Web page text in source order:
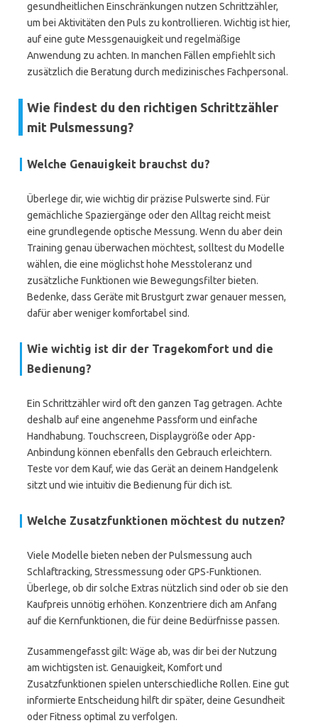
gesundheitlichen Einschränkungen nutzen Schrittzähler,
um bei Aktivitäten den Puls zu kontrollieren. Wichtig ist hier,
auf eine gute Messgenauigkeit und regelmäßige
Anwendung zu achten. In manchen Fällen empfiehlt sich
zusätzlich die Beratung durch medizinisches Fachpersonal.
Wie findest du den richtigen Schrittzähler
mit Pulsmessung?
Welche Genauigkeit brauchst du?
Überlege dir, wie wichtig dir präzise Pulswerte sind. Für
gemächliche Spaziergänge oder den Alltag reicht meist
eine grundlegende optische Messung. Wenn du aber dein
Training genau überwachen möchtest, solltest du Modelle
wählen, die eine möglichst hohe Messtoleranz und
zusätzliche Funktionen wie Bewegungsfilter bieten.
Bedenke, dass Geräte mit Brustgurt zwar genauer messen,
dafür aber weniger komfortabel sind.
Wie wichtig ist dir der Tragekomfort und die
Bedienung?
Ein Schrittzähler wird oft den ganzen Tag getragen. Achte
deshalb auf eine angenehme Passform und einfache
Handhabung. Touchscreen, Displaygröße oder App-
Anbindung können ebenfalls den Gebrauch erleichtern.
Teste vor dem Kauf, wie das Gerät an deinem Handgelenk
sitzt und wie intuitiv die Bedienung für dich ist.
Welche Zusatzfunktionen möchtest du nutzen?
Viele Modelle bieten neben der Pulsmessung auch
Schlaftracking, Stressmessung oder GPS-Funktionen.
Überlege, ob dir solche Extras nützlich sind oder ob sie den
Kaufpreis unnötig erhöhen. Konzentriere dich am Anfang
auf die Kernfunktionen, die für deine Bedürfnisse passen.
Zusammengefasst gilt: Wäge ab, was dir bei der Nutzung
am wichtigsten ist. Genauigkeit, Komfort und
Zusatzfunktionen spielen unterschiedliche Rollen. Eine gut
informierte Entscheidung hilft dir später, deine Gesundheit
oder Fitness optimal zu verfolgen.